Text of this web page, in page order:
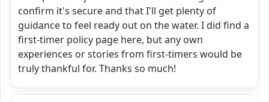
confirm it's secure and that I'll get plenty of
guidance to feel ready out on the water. I did find a
first-timer policy page here, but any own
experiences or stories from first-timers would be
truly thankful for. Thanks so much!